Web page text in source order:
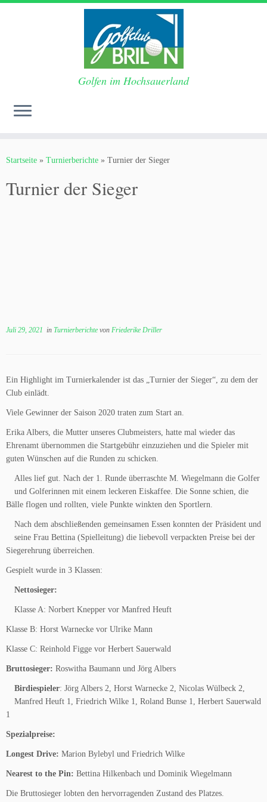
Inhalt
Golfen im Hochsauerland
Startseite » Turnierberichte » Turnier der Sieger
Turnier der Sieger
Juli 29, 2021 in Turnierberichte von Friederike Driller
Ein Highlight im Turnierkalender ist das „Turnier der Sieger“, zu dem der
Club einlädt.
Viele Gewinner der Saison 2020 traten zum Start an.
Erika Albers, die Mutter unseres Clubmeisters, hatte mal wieder das
Ehrenamt übernommen die Startgebühr einzuziehen und die Spieler mit
guten Wünschen auf die Runden zu schicken.
Alles lief gut. Nach der 1. Runde überraschte M. Wiegelmann die Golfer
und Golferinnen mit einem leckeren Eiskaffee. Die Sonne schien, die
Bälle flogen und rollten, viele Punkte winkten den Sportlern.
Nach dem abschließenden gemeinsamen Essen konnten der Präsident und
seine Frau Bettina (Spielleitung) die liebevoll verpackten Preise bei der
Siegerehrung überreichen.
Gespielt wurde in 3 Klassen:
Nettosieger:
Klasse A: Norbert Knepper vor Manfred Heuft
Klasse B: Horst Warnecke vor Ulrike Mann
Klasse C: Reinhold Figge vor Herbert Sauerwald
Bruttosieger: Roswitha Baumann und Jörg Albers
Birdiespieler: Jörg Albers 2, Horst Warnecke 2, Nicolas Wülbeck 2,
Manfred Heuft 1, Friedrich Wilke 1, Roland Bunse 1, Herbert Sauerwald
1
Spezialpreise:
Longest Drive: Marion Bylebyl und Friedrich Wilke
Nearest to the Pin: Bettina Hilkenbach und Dominik Wiegelmann
Die Bruttosieger lobten den hervorragenden Zustand des Platzes.